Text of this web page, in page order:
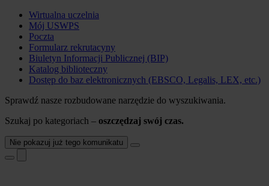
Wirtualna uczelnia
Mój USWPS
Poczta
Formularz rekrutacyny
Biuletyn Informacji Publicznej (BIP)
Katalog biblioteczny
Dostęp do baz elektronicznych (EBSCO, Legalis, LEX, etc.)
Sprawdź nasze rozbudowane narzędzie do wyszukiwania.
Szukaj po kategoriach – oszczędzaj swój czas.
Nie pokazuj już tego komunikatu